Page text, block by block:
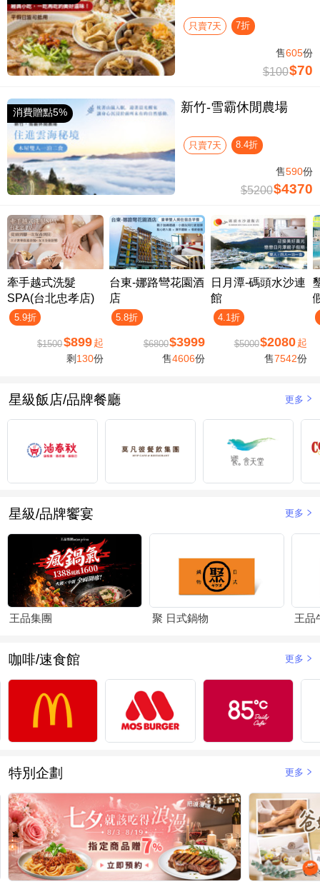
只賣7天 7折
售605份
$100$70
消費贈點5% 新竹-雪霸休閒農場
只賣7天 8.4折
售590份
$5200$4370
牽手越式洗髮
SPA(台北忠孝店)
5.9折
$1500$899 起
剩 130份
台東-娜路彎花園酒
店
5.8折
$6800$3999
售4606份
日月潭-碼頭水沙連
館
4.1折
$5000$2080 起
售7542份
星級飯店/品牌餐廳 更多
星級/品牌饗宴 更多
王品集團 聚 日式鍋物 王品
咖啡/速食館 更多
特別企劃 更多